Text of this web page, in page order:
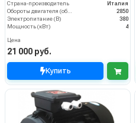
Страна-производитель
Италия
Обороты двигателя (об/мин)
2850
Электропитание (В)
380
Мощность (кВт)
4
Цена
21 000 руб.
Купить